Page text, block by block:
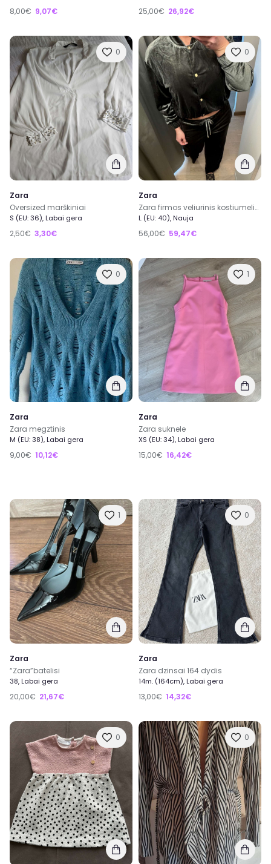
8,00€ 9,07€ 25,00€ 26,92€
0
Zara
Oversized marškiniai
S (EU: 36), Labai gera
2,50€ 3,30€
0
Zara
Zara firmos veliurinis kostiumelis zalsvai pilksvas M/L dydis
L (EU: 40), Nauja
56,00€ 59,47€
0
Zara
Zara megztinis
M (EU: 38), Labai gera
9,00€ 10,12€
1
Zara
Zara suknele
XS (EU: 34), Labai gera
15,00€ 16,42€
1
Zara
“Zara”batelisi
38, Labai gera
20,00€ 21,67€
0
Zara
Zara dzinsai 164 dydis
14m. (164cm), Labai gera
13,00€ 14,32€
0 0